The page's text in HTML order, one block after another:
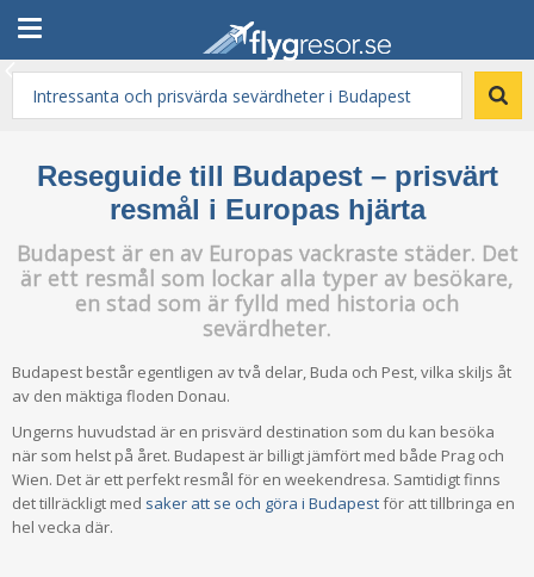
Reseguide till Budapest – prisvärt
resmål i Europas hjärta
Budapest är en av Europas vackraste städer. Det
är ett resmål som lockar alla typer av besökare,
en stad som är fylld med historia och
sevärdheter.
Budapest består egentligen av två delar, Buda och Pest, vilka skiljs åt
av den mäktiga floden Donau.
Ungerns huvudstad är en prisvärd destination som du kan besöka
när som helst på året. Budapest är billigt jämfört med både Prag och
Wien. Det är ett perfekt resmål för en weekendresa. Samtidigt finns
det tillräckligt med saker att se och göra i Budapestför att tillbringa en
hel vecka där.